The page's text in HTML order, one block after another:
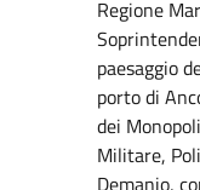
Regione
paesaggio
porto di
dei
Militare,
Demanio,